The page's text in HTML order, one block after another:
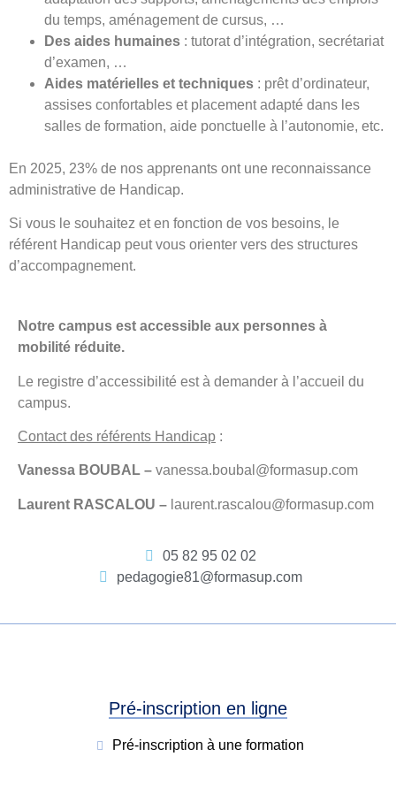
du temps, aménagement de cursus, …
Des aides humaines : tutorat d’intégration, secrétariat
d’examen, …
Aides matérielles et techniques : prêt d’ordinateur,
assises confortables et placement adapté dans les
salles de formation, aide ponctuelle à l’autonomie, etc.
En 2025, 23% de nos apprenants ont une reconnaissance
administrative de Handicap.
Si vous le souhaitez et en fonction de vos besoins, le
référent Handicap peut vous orienter vers des structures
d’accompagnement.
Notre campus est accessible aux personnes à
mobilité réduite.
Le registre d’accessibilité est à demander à l’accueil du
campus.
Contact des référents Handicap :
Vanessa BOUBAL – vanessa.boubal@formasup.com
Laurent RASCALOU – laurent.rascalou@formasup.com
05 82 95 02 02
pedagogie81@formasup.com
Pré-inscription en ligne
Pré-inscription à une formation